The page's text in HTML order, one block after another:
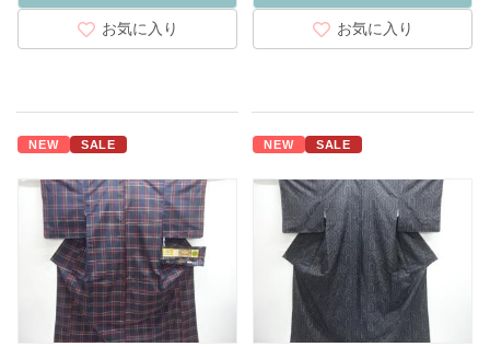
お気に入り お気に入り
NEW SALE NEW SALE